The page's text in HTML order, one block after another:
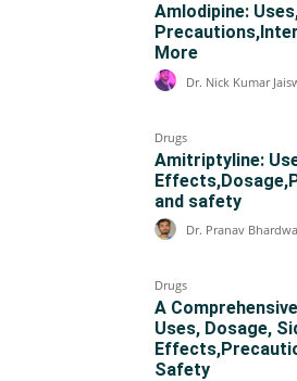
Amlodipine:
More
Dr. Nick Kumar
Drugs
Amitriptyline:
and safety
Dr. Pranav
Drugs
A
Uses, Dosage,
Safety